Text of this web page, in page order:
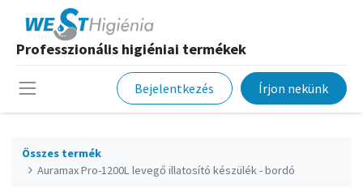
Professzionális higiéniai termékek
Bejelentkezés Írjon nekünk
Összes termék
Auramax Pro-1200L levegő illatosító készülék - bordó